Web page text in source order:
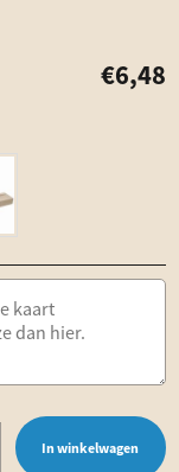
€6,48
In winkelwagen